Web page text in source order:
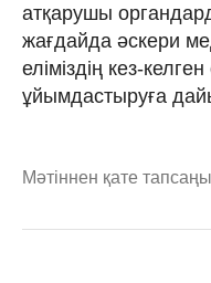
атқарушы
жағдайда әскери
еліміздің кез-
ұйымдастыруға
Мәтіннен қате